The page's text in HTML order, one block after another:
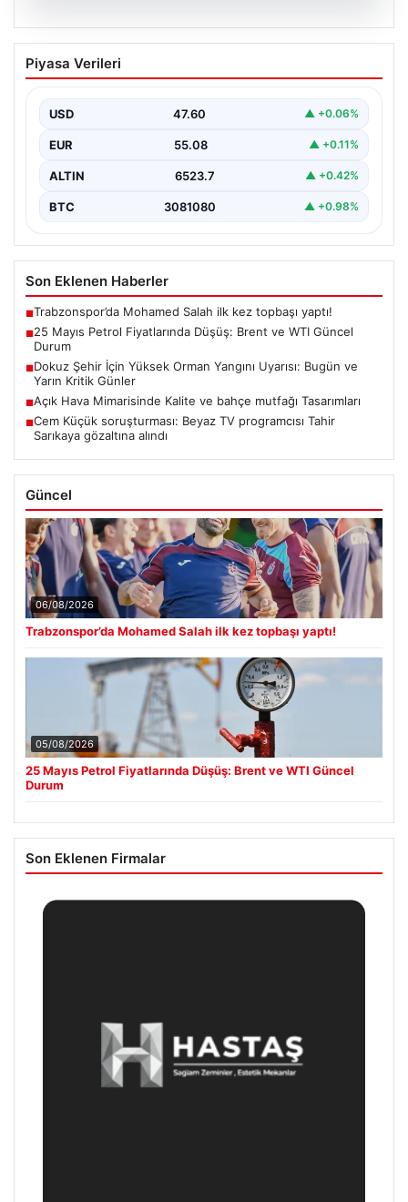
25 Mayıs Petrol Fiyatlarında Düşüş:
Brent ve WTI Güncel Durum
maddelerinden biri olan petrol fiyatlarındaki hareketlilik,
özellikle Orta…
Piyasa Verileri
USD 47.60 ▲ +0.06%
EUR 55.08 ▲ +0.11%
ALTIN 6523.7 ▲ +0.42%
BTC 3081080 ▲ +0.98%
Son Eklenen Haberler
■Trabzonspor’da Mohamed Salah ilk kez topbaşı yaptı!
■25 Mayıs Petrol Fiyatlarında Düşüş: Brent ve WTI Güncel
Durum
■Dokuz Şehir İçin Yüksek Orman Yangını Uyarısı: Bugün ve
Yarın Kritik Günler
■Açık Hava Mimarisinde Kalite ve bahçe mutfağı Tasarımları
■Cem Küçük soruşturması: Beyaz TV programcısı Tahir
Sarıkaya gözaltına alındı
Güncel
06/08/2026
Trabzonspor’da Mohamed Salah ilk kez topbaşı yaptı!
05/08/2026
25 Mayıs Petrol Fiyatlarında Düşüş: Brent ve WTI Güncel
Durum
Son Eklenen Firmalar